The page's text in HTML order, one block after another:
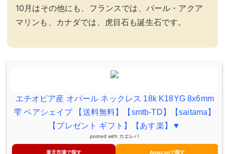
10月はその他にも、フランスでは、パール・アクア
マリンも、カナダでは、虎目石も誕生石です。
エチオピア産 オパール ネックレス 18k K18YG 8x6mm
雫 ペアシェイプ 【送料無料】【smtb-TD】【saitama】
【プレゼント ギフト】【あす楽】▼
posted with カエレバ
楽天市場で探す Amazonで探す